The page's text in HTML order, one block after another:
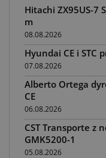
Hitachi ZX95US-7
m
08.08.2026
Hyundai CE i STC
07.08.2026
Alberto Ortega
CE
06.08.2026
CST Transporte z
GMK5200-1
05.08.2026